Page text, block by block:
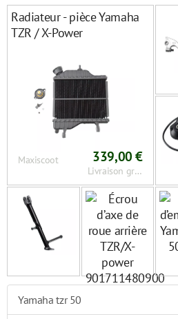
Radiateur - pièce Yamaha
TZR / X-Power
Maxiscoot 339,00 €
Livraison gratuite
Yamaha tzr 50